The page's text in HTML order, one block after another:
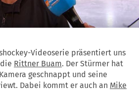
Videoserie präsentiert uns
Rittner Buam. Der Stürmer hat
geschnappt und seine
Dabei kommt er auch an Mike